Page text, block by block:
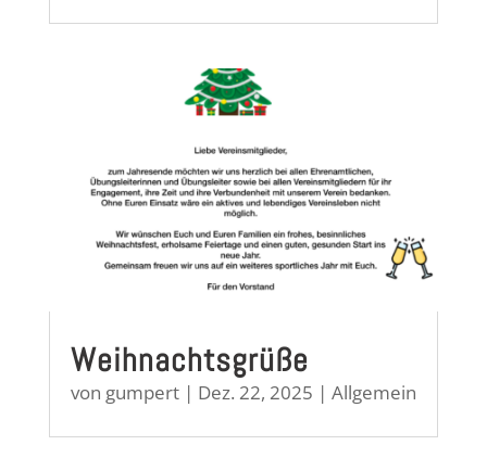
Weihnachtsgrüße
von gumpert| Dez. 22, 2025 | Allgemein